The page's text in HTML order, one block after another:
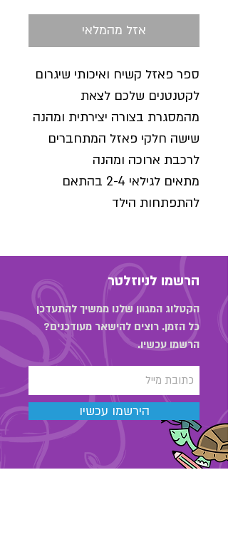
אזל מהמלאי
ספר פאזל קשיח ואיכותי שיגרום
לקטנטנים שלכם לצאת
מהמסגרת בצורה יצירתית ומהנה
שישה חלקי פאזל המתחברים
לרכבת ארוכה ומהנה
מתאים לגילאי 2-4 בהתאם
להתפתחות הילד
הרשמו לניוזלטר
הקטלוג המגוון שלנו ממשיך להתעדכן
כל הזמן. רוצים להישאר מעודכנים?
הרשמו עכשיו.
הירשמו עכשיו